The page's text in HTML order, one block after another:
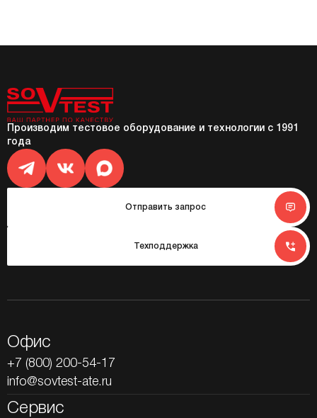
Производим тестовое оборудование и технологии с 1991
года
Отправить запрос
Техподдержка
Офис
+7 (800) 200-54-17
info@sovtest-ate.ru
Сервис